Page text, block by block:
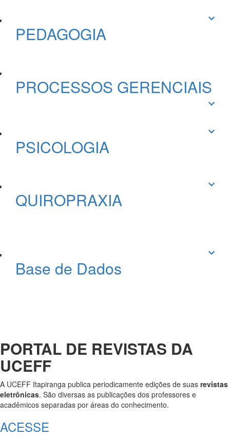
PEDAGOGIA
PROCESSOS GERENCIAIS
PSICOLOGIA
QUIROPRAXIA
Base de Dados
PORTAL DE REVISTAS DA
UCEFF
A UCEFF Itapiranga publica periodicamente edições de suas revistas
eletrônicas. São diversas as publicações dos professores e
acadêmicos separadas por áreas do conhecimento.
ACESSE